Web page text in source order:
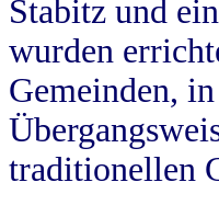
Stabitz und
wurden
Gemeinden,
traditionellen